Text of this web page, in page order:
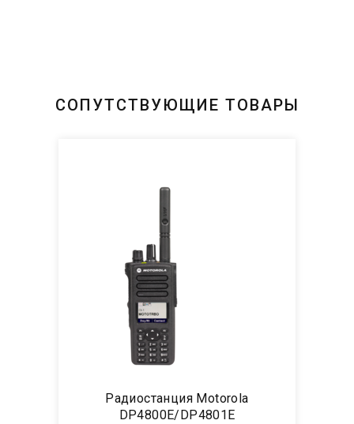
СОПУТСТВУЮЩИЕ ТОВАРЫ
Радиостанция Motorola
DP4800E/DP4801E